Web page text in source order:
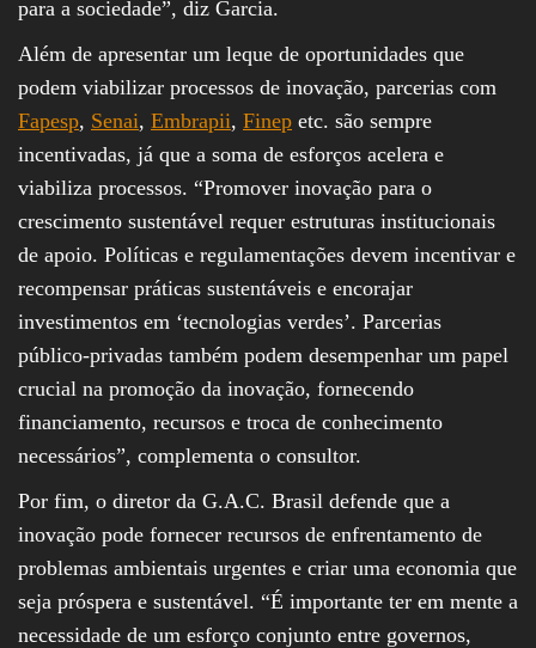
para a sociedade”, diz Garcia.
Além de apresentar um leque de oportunidades que
podem viabilizar processos de inovação, parcerias com
Fapesp, Senai, Embrapii, Finep etc. são sempre
incentivadas, já que a soma de esforços acelera e
viabiliza processos. “Promover inovação para o
crescimento sustentável requer estruturas institucionais
de apoio. Políticas e regulamentações devem incentivar e
recompensar práticas sustentáveis e encorajar
investimentos em ‘tecnologias verdes’. Parcerias
público-privadas também podem desempenhar um papel
crucial na promoção da inovação, fornecendo
financiamento, recursos e troca de conhecimento
necessários”, complementa o consultor.
Por fim, o diretor da G.A.C. Brasil defende que a
inovação pode fornecer recursos de enfrentamento de
problemas ambientais urgentes e criar uma economia que
seja próspera e sustentável. “É importante ter em mente a
necessidade de um esforço conjunto entre governos,